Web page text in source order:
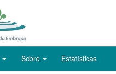
Sobre Estatísticas